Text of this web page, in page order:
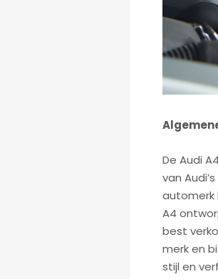
De Audi
van
automerk
A4
best
merk en
stijl en